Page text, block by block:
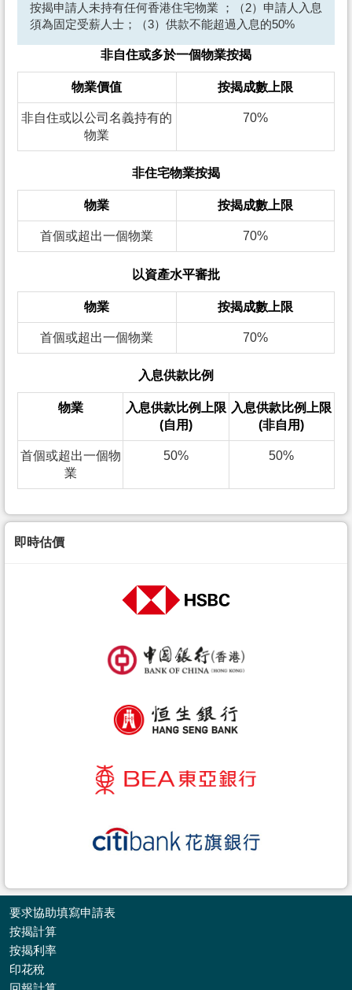
收
按揭申請人未持有任何香港住宅物業 ；（2）申請人入息
須為固定受薪人士；（3）供款不能超過入息的50%
非自住或多於一個物業按揭
物業價值 按揭成數上限
非自住或以公司名義持有的
物業
70%
非住宅物業按揭
物業 按揭成數上限
首個或超出一個物業 70%
以資產水平審批
物業 按揭成數上限
首個或超出一個物業 70%
入息供款比例
物業
入息供款比例上限
(自用)
入息供款比例上限
(非自用)
首個或超出一個物
業
50% 50%
即時估價
要求協助填寫申請表
按揭計算
按揭利率
印花稅